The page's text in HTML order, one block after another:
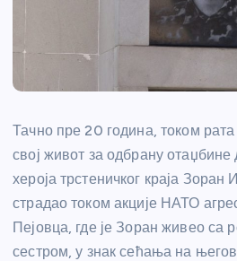
Тачно пре 20 година, током рата
свој живот за одбрану отаџбине
хероја трстеничког краја Зоран
страдао током акције НАТО
Пејовца, где је Зоран живео са
сестром, у знак сећања на